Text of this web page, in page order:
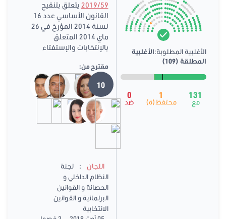
الأغلبية المطلوبة:الأغلبية
المطلقة (109)
131
مع
1
محتفظ(ة)
0
ضد
2019/59 يتعلق بتنقيح
القانون الأساسي عدد 16
لسنة 2014 المؤرخ في 26
ماي 2014 المتعلق
بالإنتخابات والإستفتاء
مقترح من:
10
اللجان :
لجنة
النظام الداخلي و
الحصانة و القوانين
البرلمانية و القوانين
الانتخابية